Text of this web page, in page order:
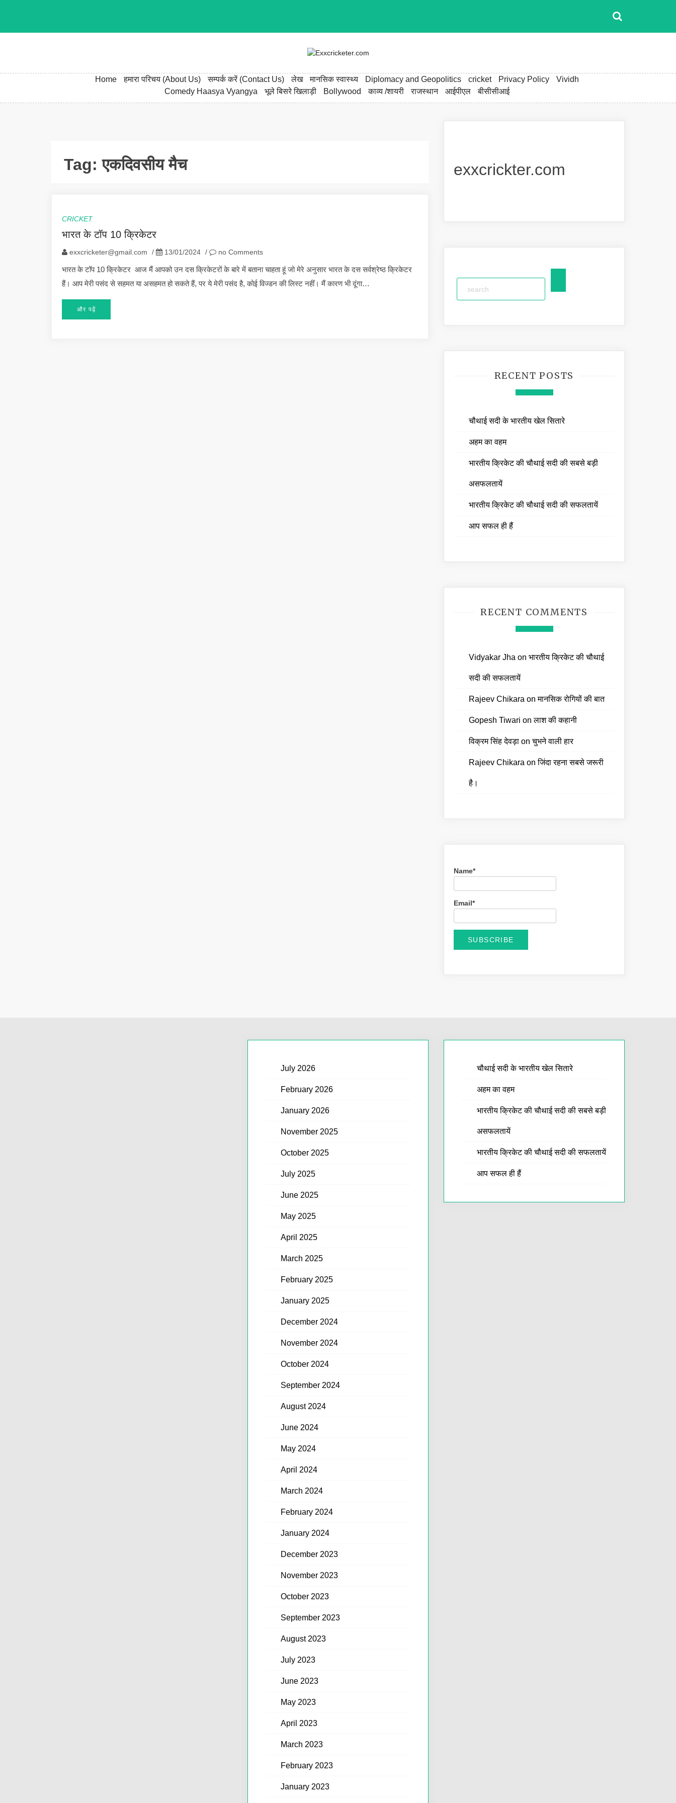
Home हमारा परिचय (About Us) सम्पर्क करें (Contact Us) लेख मानसिक स्वास्थ्य Diplomacy and Geopolitics cricket Privacy Policy
Vividh
Comedy Haasya Vyangya
भूले बिसरे खिलाड़ी Bollywood काव्य /शायरी राजस्थान आईपीएल बीसीसीआई
Tag:एकदिवसीय मैच
CRICKET
भारत के टॉप 10 क्रिकेटर
exxcricketer@gmail.com / 13/01/2024 / no Comments
भारत के टॉप 10 क्रिकेटर आज मैं आपको उन दस क्रिकेटरों के बारे में बताना चाहता हूं जो मेरे अनुसार भारत के दस सर्वश्रेष्ठ क्रिकेटर
हैं। आप मेरी पसंद से सहमत या असहमत हो सकते हैं, पर ये मेरी पसंद है, कोई विज्डन की लिस्ट नहीं। मैं कारण भी दूंगा…
और पढ़ें
exxcrickter.com
RECENT POSTS
चौथाई सदी के भारतीय खेल सितारे
अहम का वहम
भारतीय क्रिकेट की चौथाई सदी की सबसे बड़ी
असफलतायें
भारतीय क्रिकेट की चौथाई सदी की सफलतायें
आप सफल ही हैं
RECENT COMMENTS
Vidyakar Jha on भारतीय क्रिकेट की चौथाई
सदी की सफलतायें
Rajeev Chikara onमानसिक रोगियों की बात
Gopesh Tiwari onलाश की कहानी
विक्रम सिंह देवड़ा onचुभने वाली हार
Rajeev Chikara onजिंदा रहना सबसे जरूरी
है।
Name*
Email*
July 2026
February 2026
January 2026
November 2025
October 2025
July 2025
June 2025
May 2025
April 2025
March 2025
February 2025
January 2025
December 2024
November 2024
October 2024
September 2024
August 2024
June 2024
May 2024
April 2024
March 2024
February 2024
January 2024
December 2023
November 2023
October 2023
September 2023
August 2023
July 2023
June 2023
May 2023
April 2023
March 2023
February 2023
January 2023
चौथाई सदी के भारतीय खेल सितारे
अहम का वहम
भारतीय क्रिकेट की चौथाई सदी की सबसे बड़ी
असफलतायें
भारतीय क्रिकेट की चौथाई सदी की सफलतायें
आप सफल ही हैं